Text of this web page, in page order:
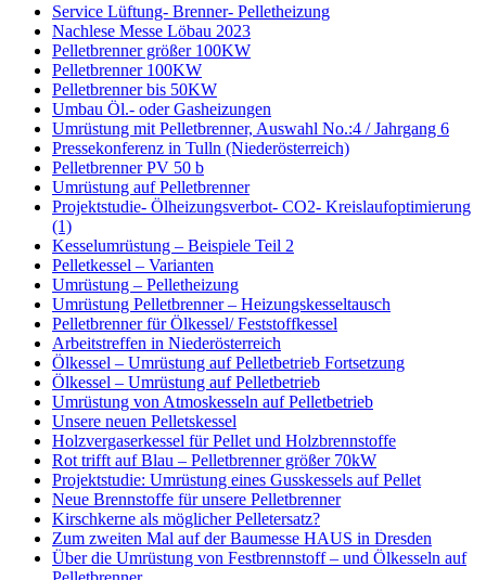
Service Lüftung- Brenner- Pelletheizung
Nachlese Messe Löbau 2023
Pelletbrenner größer 100KW
Pelletbrenner 100KW
Pelletbrenner bis 50KW
Umbau Öl.- oder Gasheizungen
Umrüstung mit Pelletbrenner, Auswahl No.:4 / Jahrgang 6
Pressekonferenz in Tulln (Niederösterreich)
Pelletbrenner PV 50 b
Umrüstung auf Pelletbrenner
Projektstudie- Ölheizungsverbot- CO2- Kreislaufoptimierung
(1)
Kesselumrüstung – Beispiele Teil 2
Pelletkessel – Varianten
Umrüstung – Pelletheizung
Umrüstung Pelletbrenner – Heizungskesseltausch
Pelletbrenner für Ölkessel/ Feststoffkessel
Arbeitstreffen in Niederösterreich
Ölkessel – Umrüstung auf Pelletbetrieb Fortsetzung
Ölkessel – Umrüstung auf Pelletbetrieb
Umrüstung von Atmoskesseln auf Pelletbetrieb
Unsere neuen Pelletskessel
Holzvergaserkessel für Pellet und Holzbrennstoffe
Rot trifft auf Blau – Pelletbrenner größer 70kW
Projektstudie: Umrüstung eines Gusskessels auf Pellet
Neue Brennstoffe für unsere Pelletbrenner
Kirschkerne als möglicher Pelletersatz?
Zum zweiten Mal auf der Baumesse HAUS in Dresden
Über die Umrüstung von Festbrennstoff – und Ölkesseln auf